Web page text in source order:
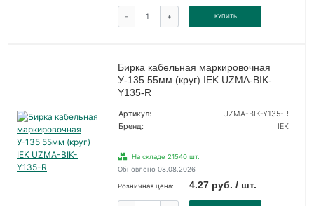
- + КУПИТЬ
Бирка кабельная маркировочная
У-135 55мм (круг) IEK UZMA-BIK-
Y135-R
Артикул:
UZMA-BIK-Y135-R
Бренд:
IEK
На складе 21540 шт.
Обновлено 08.08.2026
Розничная цена: 4.27 руб. / шт.